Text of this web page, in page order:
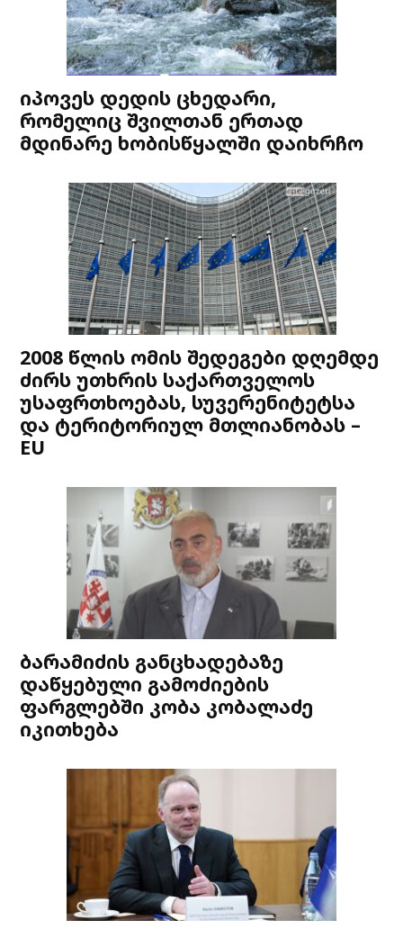
იპოვეს დედის ცხედარი,
რომელიც შვილთან ერთად
მდინარე ხობისწყალში დაიხრჩო
2008 წლის ომის შედეგები დღემდე
ძირს უთხრის საქართველოს
უსაფრთხოებას, სუვერენიტეტსა
და ტერიტორიულ მთლიანობას –
EU
ბარამიძის განცხადებაზე
დაწყებული გამოძიების
ფარგლებში კობა კობალაძე
იკითხება